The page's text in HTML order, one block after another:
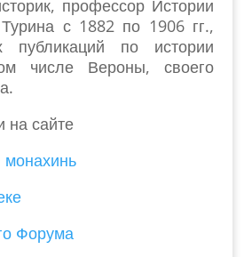
профессор Истории
Турина с 1882 по 1906 гг.,
публикаций по истории
числе Вероны, своего
на сайте
Форума